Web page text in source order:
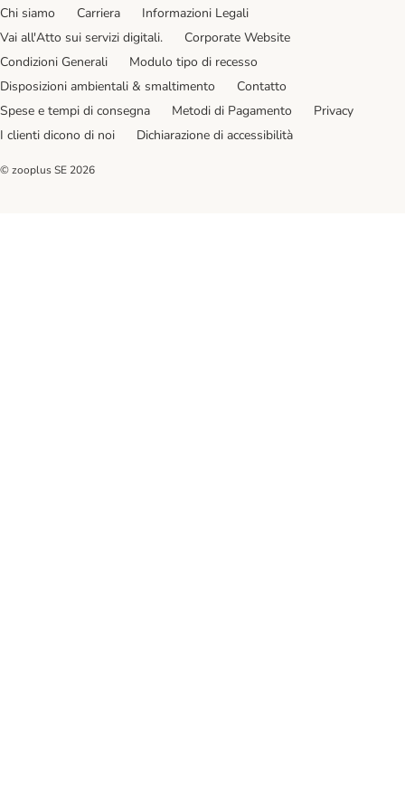
Chi siamo Carriera
Informazioni Legali
Vai all'Atto sui servizi digitali.
Corporate Website
Condizioni Generali
Modulo tipo di recesso
Disposizioni ambientali & smaltimento
Contatto
Spese e tempi di consegna
Metodi di Pagamento
Privacy
I clienti dicono di noi
Dichiarazione di accessibilità
© zooplus SE 2026